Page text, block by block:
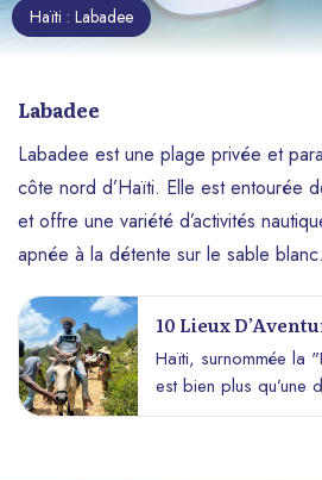
Haïti : Labadee
Labadee
Labadee est une plage privée et
côte nord d’Haïti. Elle est entourée
et offre une variété d’activités
apnée à la détente sur le sable blanc.
10 Lieux
Haïti, surnommée la
est bien plus qu’une
C’est aussi un